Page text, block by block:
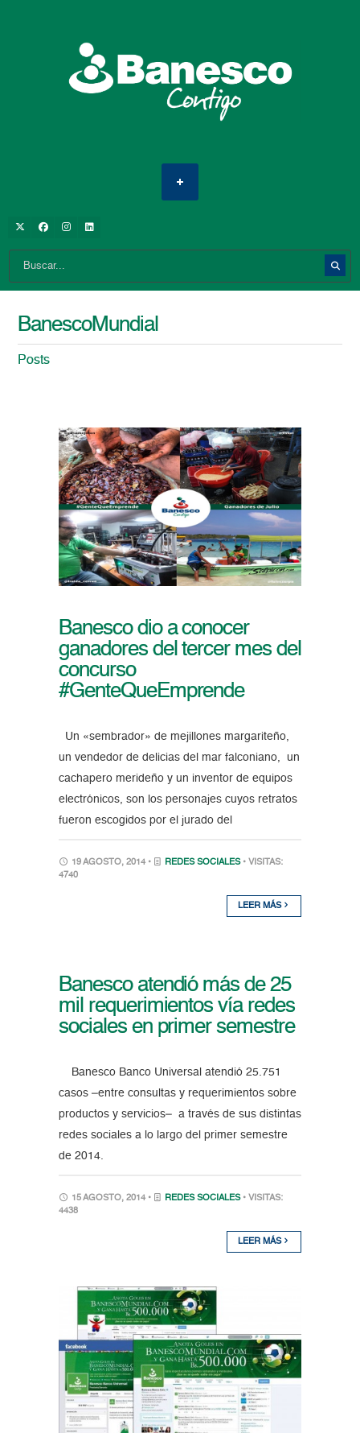
BanescoMundial
Posts
Banesco dio a conocer
ganadores del tercer mes del
concurso
#GenteQueEmprende
Un «sembrador» de mejillones margariteño,
un vendedor de delicias del mar falconiano, un
cachapero merideño y un inventor de equipos
electrónicos, son los personajes cuyos retratos
fueron escogidos por el jurado del
19 AGOSTO, 2014 • REDES SOCIALES • VISITAS:
4740
LEER MÁS
Banesco atendió más de 25
mil requerimientos vía redes
sociales en primer semestre
Banesco Banco Universal atendió 25.751
casos –entre consultas y requerimientos sobre
productos y servicios– a través de sus distintas
redes sociales a lo largo del primer semestre
de 2014.
15 AGOSTO, 2014 • REDES SOCIALES • VISITAS:
4438
LEER MÁS